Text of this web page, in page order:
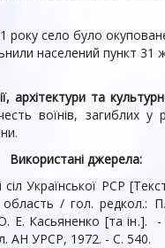
року село було
населений пункт 31
архітектури та
воїнів, загиблих у
Використані джерела:
сіл Української РСР
область / гол. редкол.:
Е. Касьяненко [та ін.].
АН УРСР, 1972. - С. 540.